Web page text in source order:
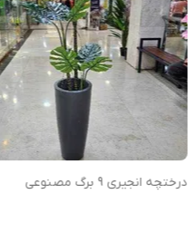
درختچه انجیری 9 برگ مصنوعی